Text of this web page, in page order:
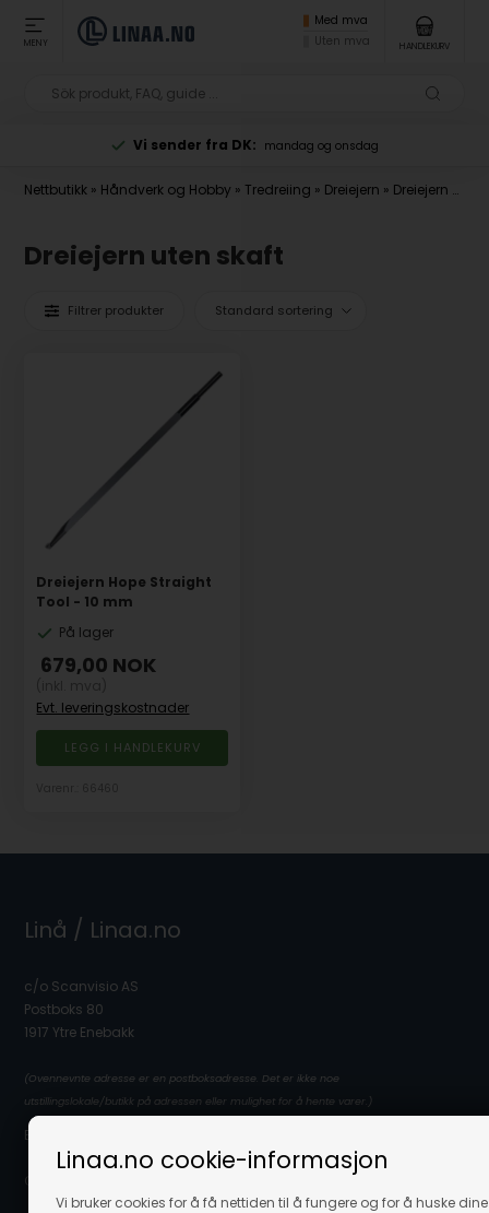
Linaa.no cookie-informasjon
Vi bruker cookies for å få nettiden til å fungere og for å huske dine
MENY
Med mva
Uten mva
HANDLEKURV
Vi sender fra DK: mandag og onsdag
Nettbutikk » Håndverk og Hobby » Tredreiing » Dreiejern » Dreiejern uten skaft
Dreiejern uten skaft
Filtrer produkter
Dreiejern Hope Straight
Tool - 10 mm
På lager
679,00 NOK
Evt. leveringskostnader
Linå / Linaa.no
c/o Scanvisio AS
Postboks 80
1917 Ytre Enebakk
(Ovennevnte adresse er en postboksadresse. Det er ikke noe
utstillingslokale/butikk på adressen eller mulighet for å hente varer.)
E-post: info@linaa.no
Organisasjonsnummer: 929 480 848